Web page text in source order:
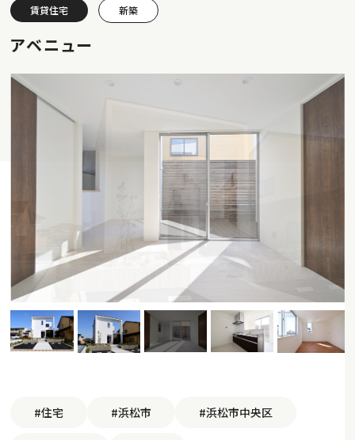
賃貸住宅 新築
アベニュー
#住宅 #浜松市 #浜松市中央区